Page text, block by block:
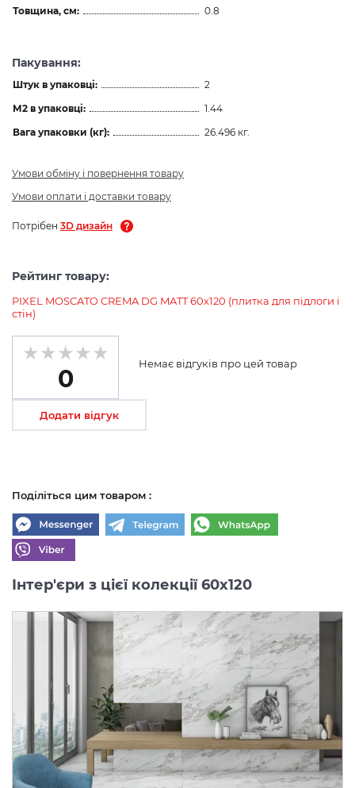
Товщина, см:
0.8
Пакування:
Штук в упаковці:
2
М2 в упаковці:
1.44
Вага упаковки (кг):
26.496 кг.
Умови обміну і повернення товару
Умови оплати і доставки товару
Потрібен 3D дизайн
Рейтинг товару:
PIXEL MOSCATO CREMA DG MATT 60х120 (плитка для підлоги і
стін)
0
Немає відгуків про цей товар
Додати відгук
Поділіться цим товаром :
Інтер'єри з цієї колекції 60x120